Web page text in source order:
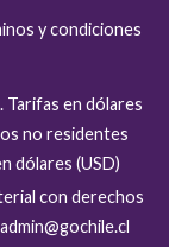
y condiciones
Tarifas en dólares
no residentes
dólares (USD)
con derechos